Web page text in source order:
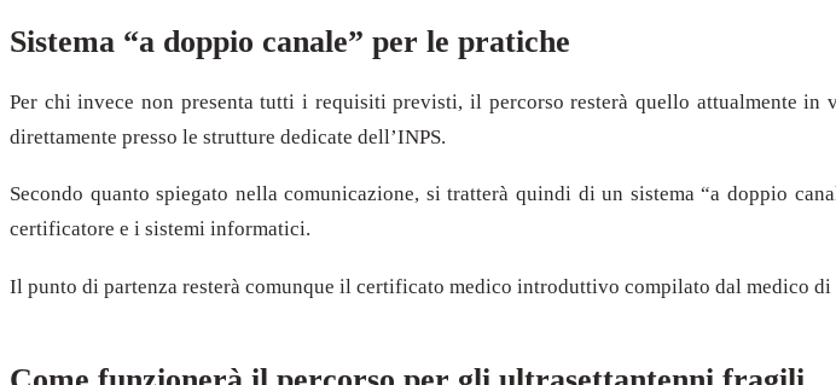
Sistema “a doppio canale” per le pratiche
Per chi invece non presenta tutti i requisiti previsti, il percorso resterà quello attualmente
direttamente presso le strutture dedicate dell’INPS.
Secondo quanto spiegato nella comunicazione, si tratterà quindi di un sistema “a doppio
certificatore e i sistemi informatici.
Il punto di partenza resterà comunque il certificato medico introduttivo compilato dal medico